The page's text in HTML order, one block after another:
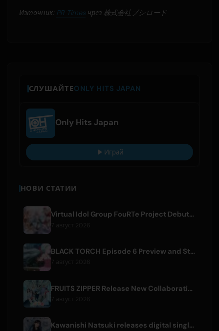
Източник: PR Timesчрез 株式会社ブシロード
СЛУШАЙТЕONLY HITS JAPAN
Only Hits Japan
Играй
НОВИ СТАТИИ
Virtual Idol Group FouRTe Project Debuts with 'ALL IN' Album Produced by m-flo's ☆Taku Takahashi
BLACK TORCH Episode 6 Preview and Streaming Details
FRUITS ZIPPER Release New Collaboration Song '1,2,3,FOOOOUR'
Kawanishi Natsuki releases digital single 'Sayonara wa Ichiban Kirei na Atashi de'